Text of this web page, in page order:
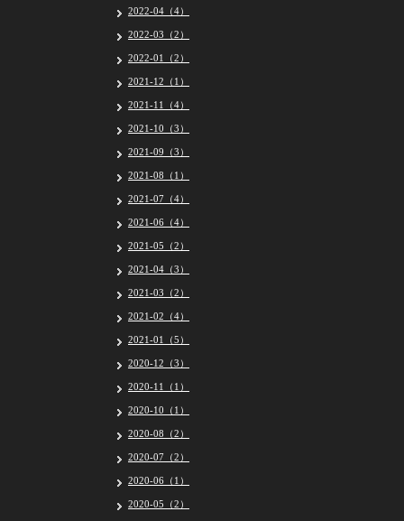
2022-04（4）
2022-03（2）
2022-01（2）
2021-12（1）
2021-11（4）
2021-10（3）
2021-09（3）
2021-08（1）
2021-07（4）
2021-06（4）
2021-05（2）
2021-04（3）
2021-03（2）
2021-02（4）
2021-01（5）
2020-12（3）
2020-11（1）
2020-10（1）
2020-08（2）
2020-07（2）
2020-06（1）
2020-05（2）